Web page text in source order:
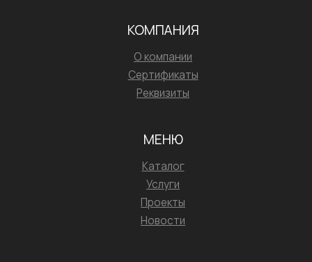
КОМПАНИЯ
О компании
Сертификаты
Реквизиты
МЕНЮ
Каталог
Услуги
Проекты
Новости